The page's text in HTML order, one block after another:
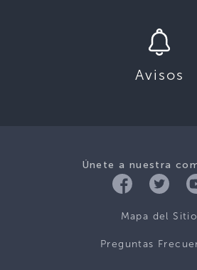
Avisos
Únete a nuestra
Mapa del Sitio
Preguntas